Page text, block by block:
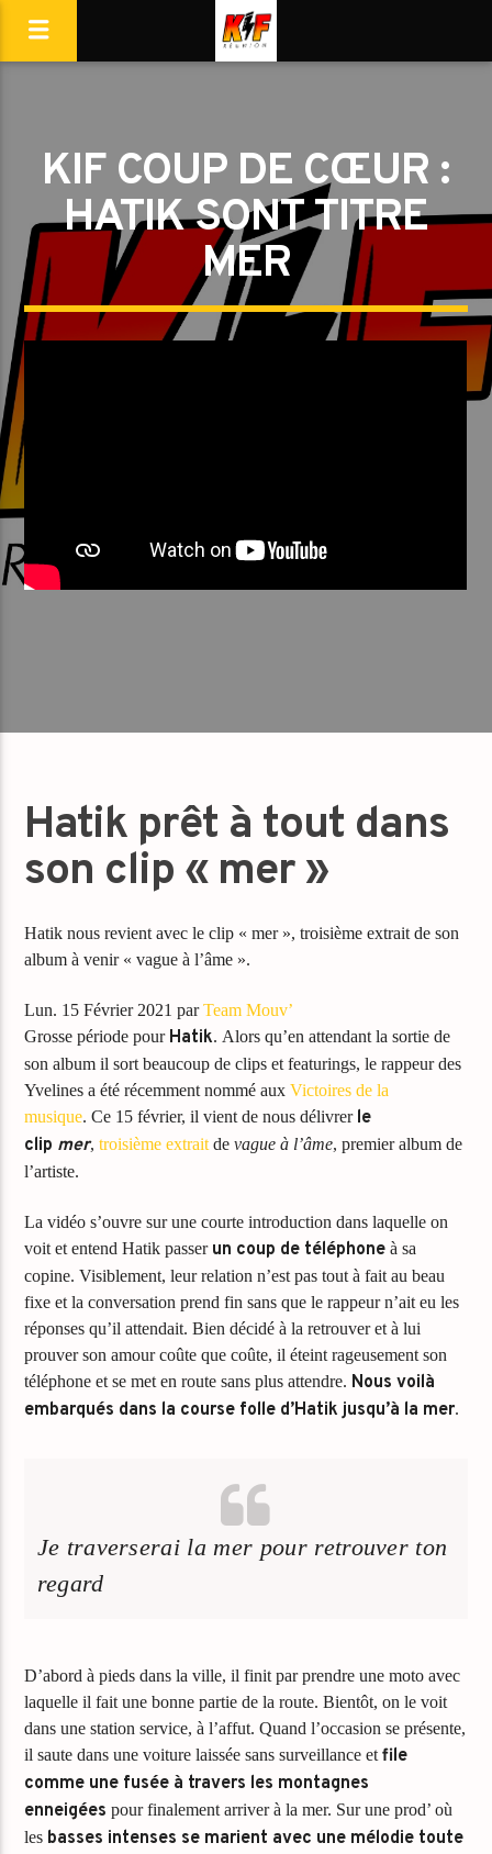
KIF COUP DE CŒUR :
HATIK SONT TITRE
MER
Hatik prêt à tout dans
son clip « mer »
Hatik nous revient avec le clip « mer », troisième extrait de son
album à venir « vague à l’âme ».
Lun. 15 Février 2021 parTeam Mouv’
Grosse période pour Hatik. Alors qu’en attendant la sortie de
son album il sort beaucoup de clips et featurings, le rappeur des
Yvelines a été récemment nommé auxVictoires de la
musique. Ce 15 février, il vient de nous délivrer le
clip mer,troisième extrait devague à l’âme, premier album de
l’artiste.
La vidéo s’ouvre sur une courte introduction dans laquelle on
voit et entend Hatik passer un coup de téléphone à sa
copine. Visiblement, leur relation n’est pas tout à fait au beau
fixe et la conversation prend fin sans que le rappeur n’ait eu les
réponses qu’il attendait. Bien décidé à la retrouver et à lui
prouver son amour coûte que coûte, il éteint rageusement son
téléphone et se met en route sans plus attendre. Nous voilà
embarqués dans la course folle d’Hatik jusqu’à la mer.
Je traverserai la mer pour retrouver ton
regard
D’abord à pieds dans la ville, il finit par prendre une moto avec
laquelle il fait une bonne partie de la route. Bientôt, on le voit
dans une station service, à l’affut. Quand l’occasion se présente,
il saute dans une voiture laissée sans surveillance etfile
comme une fusée à travers les montagnes
enneigées pour finalement arriver à la mer. Sur une prod’ où
les basses intenses se marient avec une mélodie toute